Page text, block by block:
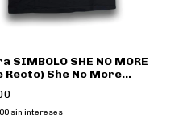
SIMBOLO SHE NO MORE
Recto) She No More
Merch
sin intereses